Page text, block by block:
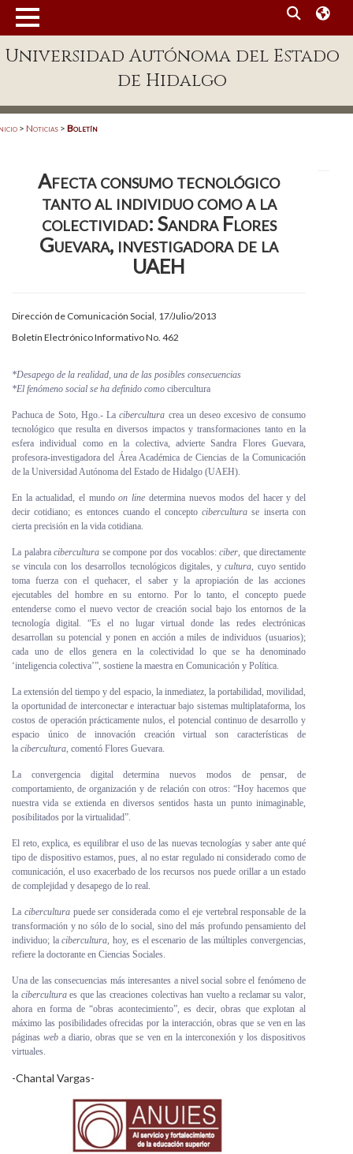
Enlaces
Patronato
Publicaciones en línea
Acreditación Internacional
Alumnado
Aspirantes
Personal
Visitantes
Universidad Autónoma del Estado
de Hidalgo
> Noticias > Boletín
Afecta consumo tecnológico
tanto al individuo como a la
colectividad: Sandra Flores
Guevara, investigadora de la
UAEH
Dirección de Comunicación Social, 17/Julio/2013
Boletín Electrónico Informativo No. 462
*Desapego de la realidad, una de las posibles consecuencias
*El fenómeno social se ha definido como cibercultura
Pachuca de Soto, Hgo.- Lacibercultura crea un deseo excesivo de consumo
tecnológico que resulta en diversos impactos y transformaciones tanto en la
esfera individual como en la colectiva, advierte Sandra Flores Guevara,
profesora-investigadora del Área Académica de Ciencias de la Comunicación
de la Universidad Autónoma del Estado de Hidalgo (UAEH).
En la actualidad, el mundoon line determina nuevos modos del hacer y del
decir cotidiano; es entonces cuando el conceptocibercultura se inserta con
cierta precisión en la vida cotidiana.
La palabra cibercultura se compone por dos vocablos: ciber, que directamente
se vincula con los desarrollos tecnológicos digitales, y cultura, cuyo sentido
toma fuerza con el quehacer, el saber y la apropiación de las acciones
ejecutables del hombre en su entorno. Por lo tanto, el concepto puede
entenderse como el nuevo vector de creación social bajo los entornos de la
tecnología digital. “Es el no lugar virtual donde las redes electrónicas
desarrollan su potencial y ponen en acción a miles de individuos (usuarios);
cada uno de ellos genera en la colectividad lo que se ha denominado
‘inteligencia colectiva’”, sostiene la maestra en Comunicación y Política.
La extensión del tiempo y del espacio, la inmediatez, la portabilidad, movilidad,
la oportunidad de interconectar e interactuar bajo sistemas multiplataforma, los
costos de operación prácticamente nulos, el potencial continuo de desarrollo y
espacio único de innovación creación virtual son características de
la cibercultura, comentó Flores Guevara.
La convergencia digital determina nuevos modos de pensar, de
comportamiento, de organización y de relación con otros: “Hoy hacemos que
nuestra vida se extienda en diversos sentidos hasta un punto inimaginable,
posibilitados por la virtualidad”.
El reto, explica, es equilibrar el uso de las nuevas tecnologías y saber ante qué
tipo de dispositivo estamos, pues, al no estar regulado ni considerado como de
comunicación, el uso exacerbado de los recursos nos puede orillar a un estado
de complejidad y desapego de lo real.
La ciberculturapuede ser considerada como el eje vertebral responsable de la
transformación y no sólo de lo social, sino del más profundo pensamiento del
individuo; lacibercultura, hoy, es el escenario de las múltiples convergencias,
refiere la doctorante en Ciencias Sociales.
Una de las consecuencias más interesantes a nivel social sobre el fenómeno de
la ciberculturaes que las creaciones colectivas han vuelto a reclamar su valor,
ahora en forma de “obras acontecimiento”, es decir, obras que explotan al
máximo las posibilidades ofrecidas por la interacción, obras que se ven en las
páginasweb a diario, obras que se ven en la interconexión y los dispositivos
virtuales.
-Chantal Vargas-